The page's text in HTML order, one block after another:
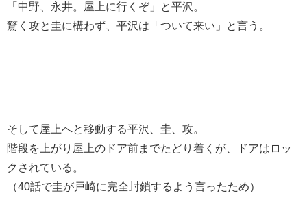
「中野、永井。屋上に行くぞ」と平沢。
驚く攻と圭に構わず、平沢は「ついて来い」と言う。
そして屋上へと移動する平沢、圭、攻。
階段を上がり屋上のドア前までたどり着くが、ドアはロッ
クされている。
（40話で圭が戸崎に完全封鎖するよう言ったため）